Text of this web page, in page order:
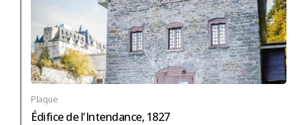
Plaque
Édifice de l'Intendance, 1827